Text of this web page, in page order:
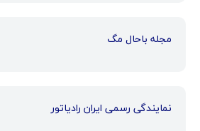
مجله باحال مگ
نمایندگی رسمی ایران رادیاتور